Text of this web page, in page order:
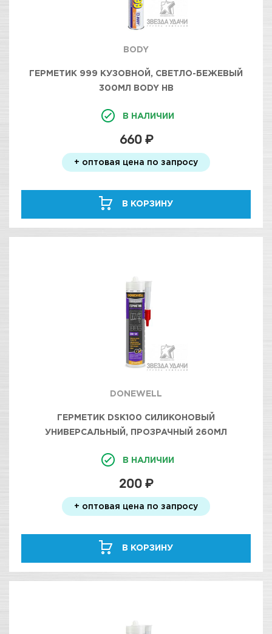
BODY
ГЕРМЕТИК 999 КУЗОВНОЙ, СВЕТЛО-БЕЖЕВЫЙ
300МЛ BODY HB
В НАЛИЧИИ
660 ₽
+ оптовая цена по запросу
В КОРЗИНУ
DONEWELL
ГЕРМЕТИК DSK100 СИЛИКОНОВЫЙ
УНИВЕРСАЛЬНЫЙ, ПРОЗРАЧНЫЙ 260МЛ
В НАЛИЧИИ
200 ₽
+ оптовая цена по запросу
В КОРЗИНУ